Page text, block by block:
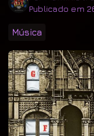
Publicado em
Música